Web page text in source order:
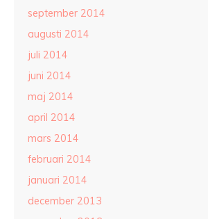
september 2014
augusti 2014
juli 2014
juni 2014
maj 2014
april 2014
mars 2014
februari 2014
januari 2014
december 2013